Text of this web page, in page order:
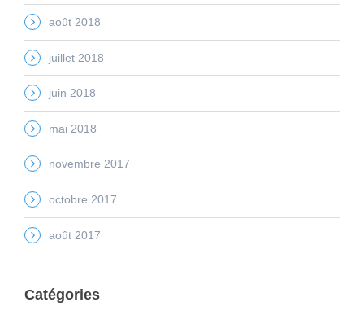
août 2018
juillet 2018
juin 2018
mai 2018
novembre 2017
octobre 2017
août 2017
Catégories